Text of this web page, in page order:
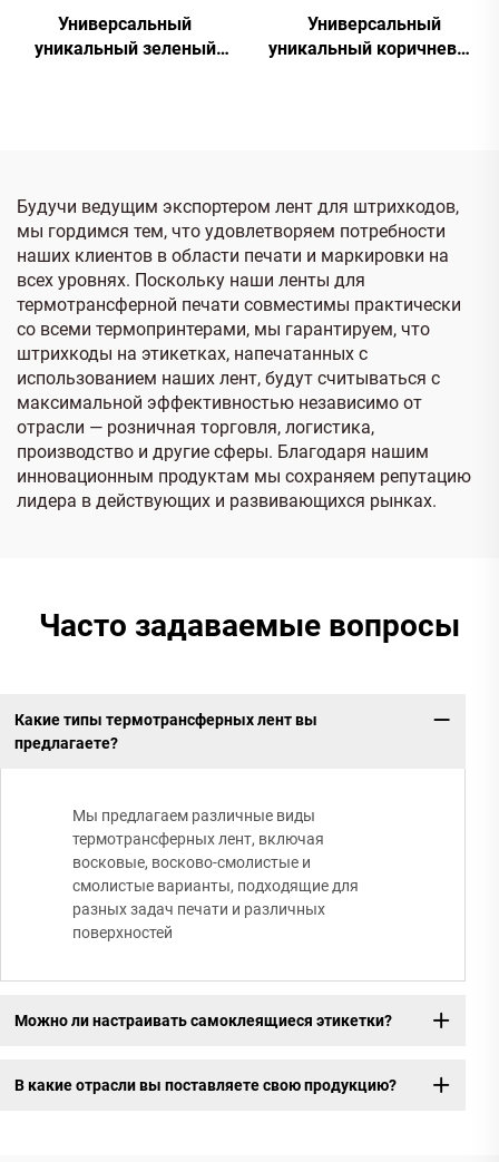
Универсальный
уникальный зеленый
Универсальный
уникальный коричневый
Будучи ведущим экспортером лент для штрихкодов,
мы гордимся тем, что удовлетворяем потребности
наших клиентов в области печати и маркировки на
всех уровнях. Поскольку наши ленты для
термотрансферной печати совместимы практически
со всеми термопринтерами, мы гарантируем, что
штрихкоды на этикетках, напечатанных с
использованием наших лент, будут считываться с
максимальной эффективностью независимо от
отрасли — розничная торговля, логистика,
производство и другие сферы. Благодаря нашим
инновационным продуктам мы сохраняем репутацию
лидера в действующих и развивающихся рынках.
Часто задаваемые вопросы
Какие типы термотрансферных лент вы
предлагаете?
Мы предлагаем различные виды
термотрансферных лент, включая
восковые, восково-смолистые и
смолистые варианты, подходящие для
разных задач печати и различных
поверхностей
Можно ли настраивать самоклеящиеся этикетки?
В какие отрасли вы поставляете свою продукцию?